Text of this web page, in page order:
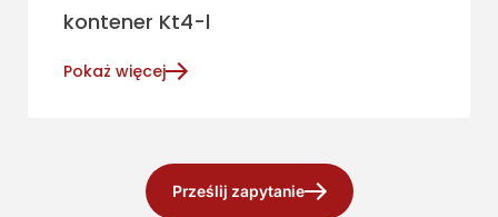
kontener Kt4-l
Pokaż więcej
Prześlij zapytanie